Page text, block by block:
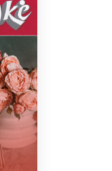
+370 667 80 541
info@elvislab.lt